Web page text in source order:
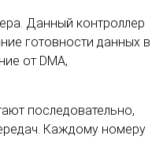
Данный контроллер
готовности данных в
от DMA,
последовательно,
Каждому номеру